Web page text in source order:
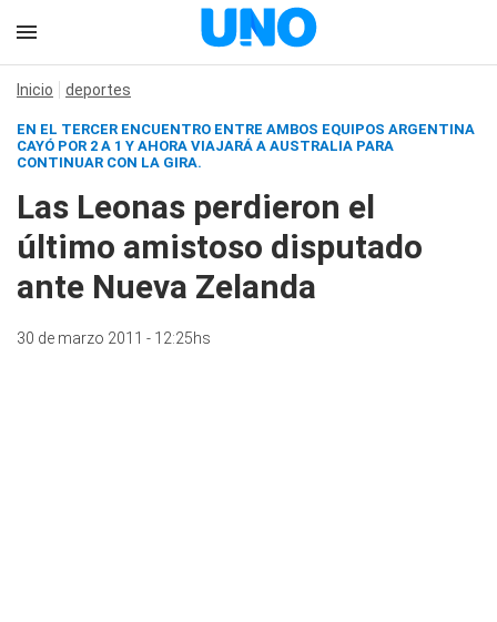
Inicio deportes
EN EL TERCER ENCUENTRO ENTRE AMBOS EQUIPOS ARGENTINA
CAYÓ POR 2 A 1 Y AHORA VIAJARÁ A AUSTRALIA PARA
CONTINUAR CON LA GIRA.
Las Leonas perdieron el
último amistoso disputado
ante Nueva Zelanda
30 de marzo 2011 - 12:25hs